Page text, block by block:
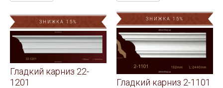
ЗНИЖКА 15%
Гладкий карниз 22-
1201
ЗНИЖКА 15%
Гладкий карниз 2-1101